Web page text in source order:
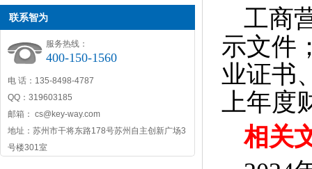
联系智为
服务热线：
400-150-1560
电 话：135-8498-4787
QQ：319603185
邮箱： cs@key-way.com
地址：苏州市干将东路178号苏州自主创新广场3
号楼301室
工商
示文件
业证书
上年度
相关